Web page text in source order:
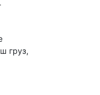
груз,